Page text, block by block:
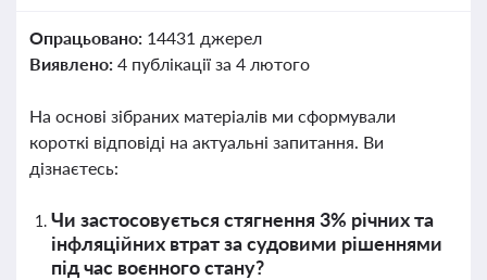
Опрацьовано: 14431 джерел
Виявлено: 4 публікації за 4 лютого
На основі зібраних матеріалів ми сформували
короткі відповіді на актуальні запитання. Ви
дізнаєтесь:
Чи застосовується стягнення 3% річних та
інфляційних втрат за судовими рішеннями
під час воєнного стану?